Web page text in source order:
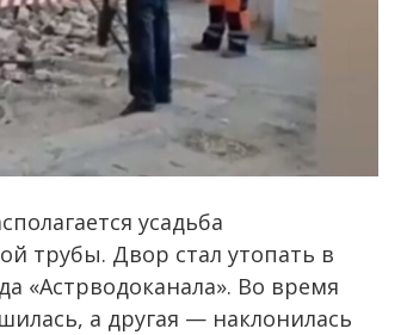
усадьба
трубы. Двор стал утопать в
«Астрводоканала». Во время
а другая — наклонилась